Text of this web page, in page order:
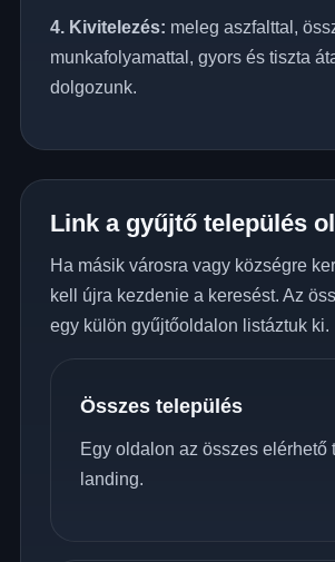
4. Kivitelezés: meleg aszfalttal,
munkafolyamattal, gyors és tiszta
dolgozunk.
Link a gyűjtő település
Ha másik városra vagy községre
kell újra kezdenie a keresést. Az
egy külön gyűjtőoldalon listáztuk ki.
Összes település
Egy oldalon az összes elérhető
landing.